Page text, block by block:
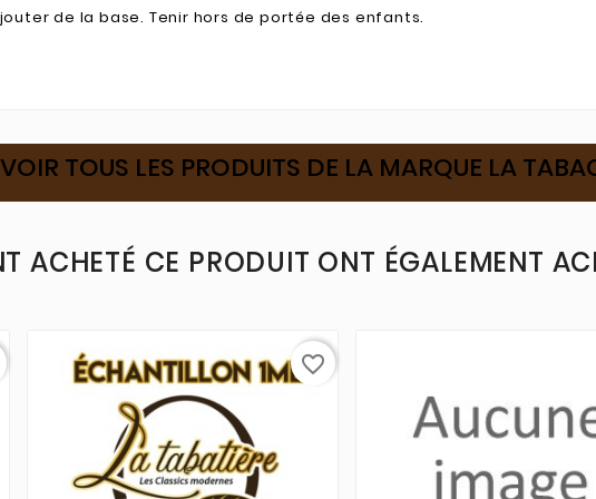
de la base. Tenir hors de portée des enfants.
VOIR TOUS LES PRODUITS DE LA MARQUE LA
ACHETÉ CE PRODUIT ONT ÉGALEMENT
favorite_border